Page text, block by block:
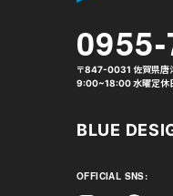
〒847-0031 佐賀県唐
9:00~18:00 水曜定休
BLUE
OFFICIAL SNS: